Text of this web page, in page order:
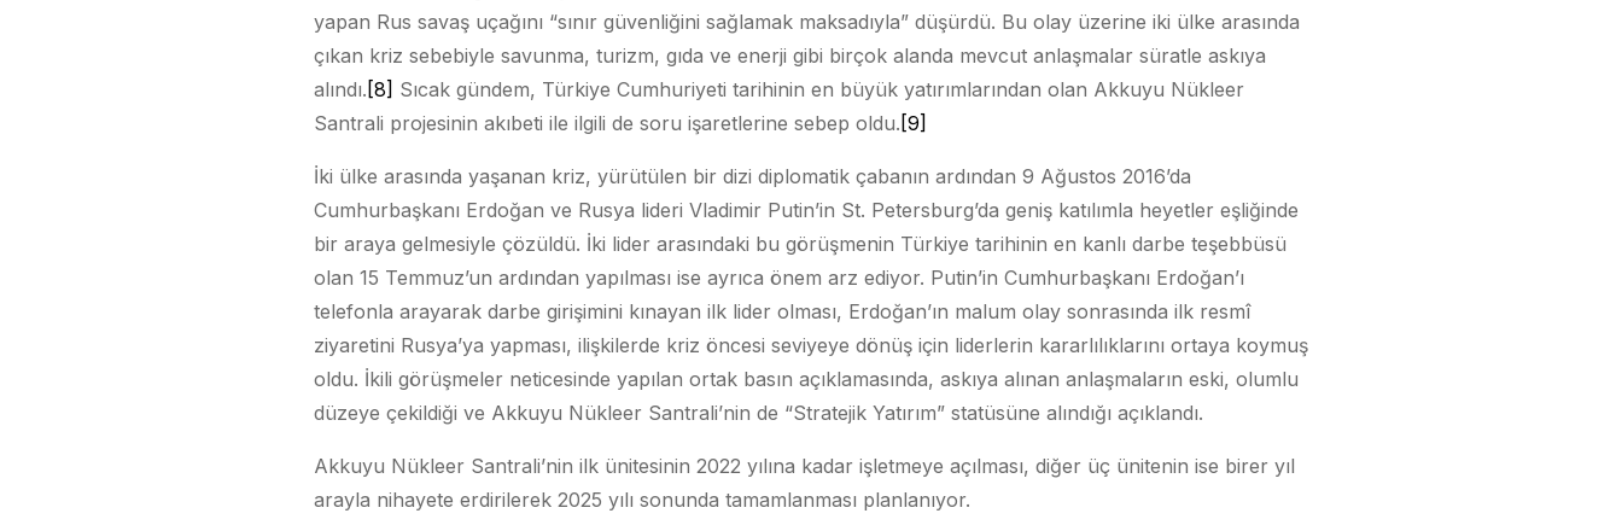
yapan Rus savaş uçağını “sınır güvenliğini sağlamak maksadıyla” düşürdü. Bu olay üzerine iki ülke arasında
çıkan kriz sebebiyle savunma, turizm, gıda ve enerji gibi birçok alanda mevcut anlaşmalar süratle askıya
alındı. [8] Sıcak gündem, Türkiye Cumhuriyeti tarihinin en büyük yatırımlarından olan Akkuyu Nükleer
Santrali projesinin akıbeti ile ilgili de soru işaretlerine sebep oldu. [9]
İki ülke arasında yaşanan kriz, yürütülen bir dizi diplomatik çabanın ardından 9 Ağustos 2016’da
Cumhurbaşkanı Erdoğan ve Rusya lideri Vladimir Putin’in St. Petersburg’da geniş katılımla heyetler eşliğinde
bir araya gelmesiyle çözüldü. İki lider arasındaki bu görüşmenin Türkiye tarihinin en kanlı darbe teşebbüsü
olan 15 Temmuz’un ardından yapılması ise ayrıca önem arz ediyor. Putin’in Cumhurbaşkanı Erdoğan’ı
telefonla arayarak darbe girişimini kınayan ilk lider olması, Erdoğan’ın malum olay sonrasında ilk resmî
ziyaretini Rusya’ya yapması, ilişkilerde kriz öncesi seviyeye dönüş için liderlerin kararlılıklarını ortaya koymuş
oldu. İkili görüşmeler neticesinde yapılan ortak basın açıklamasında, askıya alınan anlaşmaların eski, olumlu
düzeye çekildiği ve Akkuyu Nükleer Santrali’nin de “Stratejik Yatırım” statüsüne alındığı açıklandı.
Akkuyu Nükleer Santrali’nin ilk ünitesinin 2022 yılına kadar işletmeye açılması, diğer üç ünitenin ise birer yıl
arayla nihayete erdirilerek 2025 yılı sonunda tamamlanması planlanıyor.